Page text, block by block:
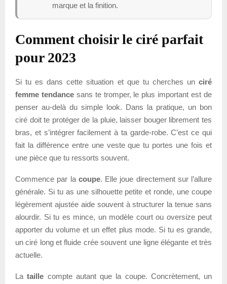
marque et la finition.
Comment choisir le ciré parfait
pour 2023
Si tu es dans cette situation et que tu cherches un ciré
femme tendancesans te tromper, le plus important est de
penser au-delà du simple look. Dans la pratique, un bon
ciré doit te protéger de la pluie, laisser bouger librement tes
bras, et s’intégrer facilement à ta garde-robe. C’est ce qui
fait la différence entre une veste que tu portes une fois et
une pièce que tu ressorts souvent.
Commence par la coupe. Elle joue directement sur l’allure
générale. Si tu as une silhouette petite et ronde, une coupe
légèrement ajustée aide souvent à structurer la tenue sans
alourdir. Si tu es mince, un modèle court ou oversize peut
apporter du volume et un effet plus mode. Si tu es grande,
un ciré long et fluide crée souvent une ligne élégante et très
actuelle.
Lataille compte autant que la coupe. Concrètement, un